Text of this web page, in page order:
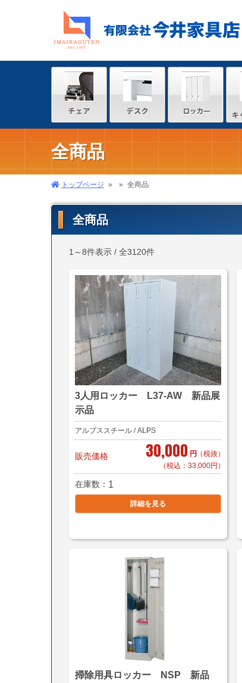
全商品
トップページ 全商品
全商品
1～8件表示 / 全3120件
3人用ロッカー L37-AW 新品展
示品
アルプススチール / ALPS
販売価格 30,000 円 （税抜）
（税込：33,000円）
在庫数 1
詳細を見る
掃除用具ロッカー NSP 新品